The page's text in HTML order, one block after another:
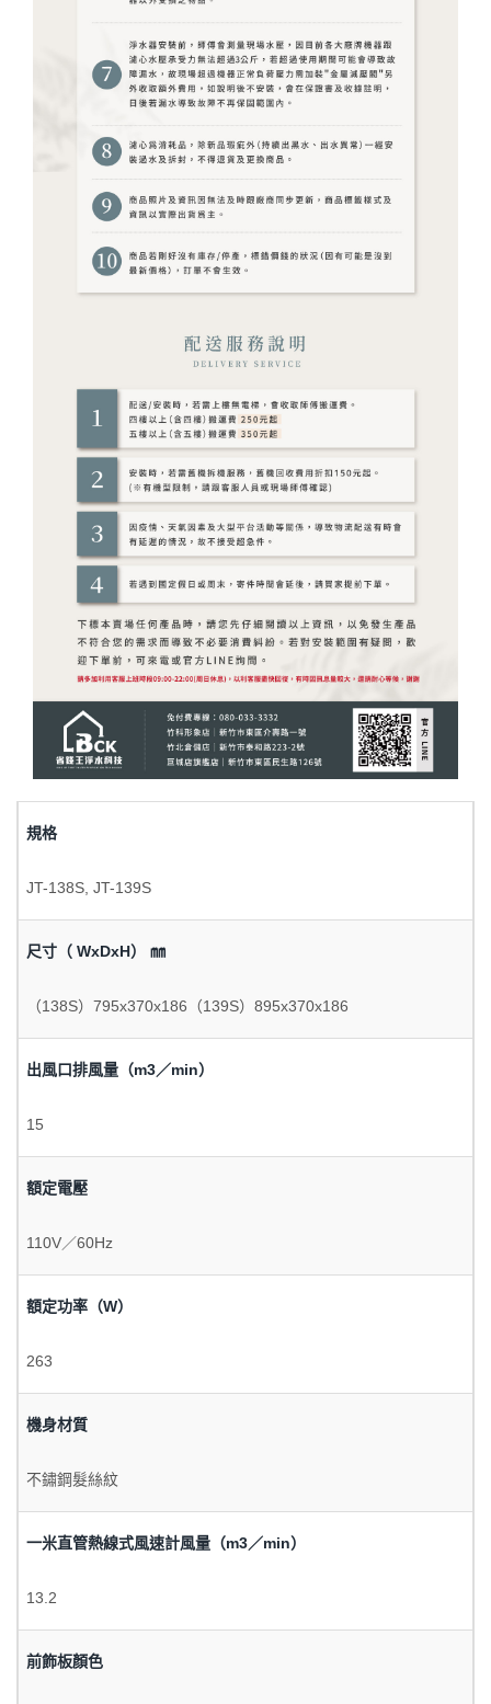
規格
JT-138S, JT-139S
尺寸（ WxDxH） ㎜
（138S）795x370x186（139S）895x370x186
出風口排風量（m3／min）
15
額定電壓
110V／60Hz
額定功率（W）
263
機身材質
不鏽鋼髮絲紋
一米直管熱線式風速計風量（m3／min）
13.2
前飾板顏色